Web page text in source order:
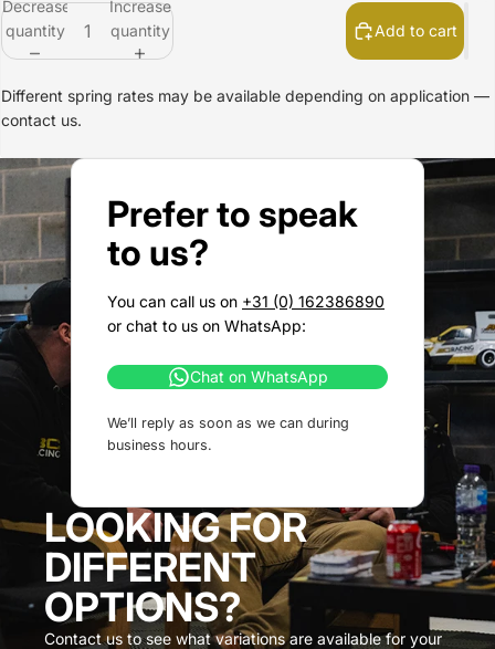
Decrease
quantity
Increase
quantity
Add to cart
Different spring rates may be available depending on application —
contact us.
Prefer to speak
to us?
You can call us on +31 (0) 162386890
or chat to us on WhatsApp:
Chat on WhatsApp
We’ll reply as soon as we can during
business hours.
LOOKING FOR
DIFFERENT
OPTIONS?
Contact us to see what variations are available for your